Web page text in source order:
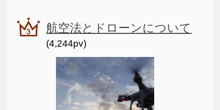
航空法とドローンについて
(4,244pv)